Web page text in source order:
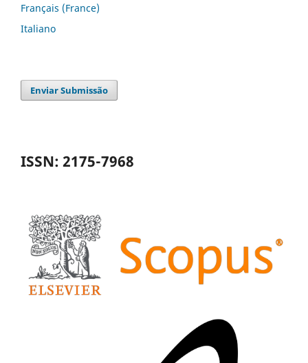
Français (France)
Italiano
Enviar Submissão
ISSN: 2175-7968